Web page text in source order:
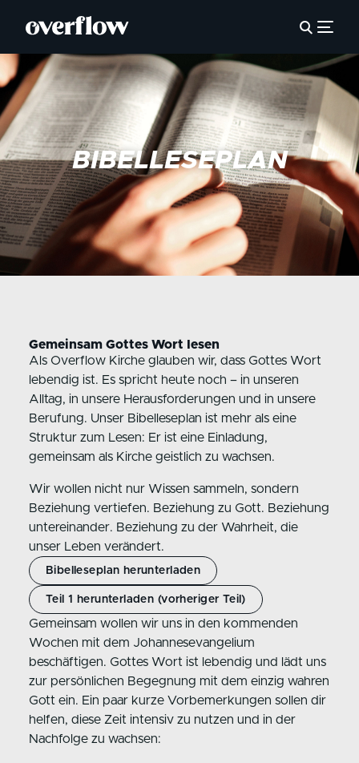
BIBELLESEPLAN
Gemeinsam Gottes Wort lesen
Als Overflow Kirche glauben wir, dass Gottes Wort
lebendig ist. Es spricht heute noch – in unseren
Alltag, in unsere Herausforderungen und in unsere
Berufung. Unser Bibelleseplan ist mehr als eine
Struktur zum Lesen: Er ist eine Einladung,
gemeinsam als Kirche geistlich zu wachsen.
Wir wollen nicht nur Wissen sammeln, sondern
Beziehung vertiefen. Beziehung zu Gott. Beziehung
untereinander. Beziehung zu der Wahrheit, die
unser Leben verändert.
Bibelleseplan herunterladen
Teil 1 herunterladen (vorheriger Teil)
Gemeinsam wollen wir uns in den kommenden
Wochen mit dem Johannesevangelium
beschäftigen. Gottes Wort ist lebendig und lädt uns
zur persönlichen Begegnung mit dem einzig wahren
Gott ein. Ein paar kurze Vorbemerkungen sollen dir
helfen, diese Zeit intensiv zu nutzen und in der
Nachfolge zu wachsen: